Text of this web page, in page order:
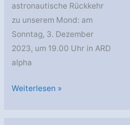
astronautische Rückkehr
zu unserem Mond: am
Sonntag, 3. Dezember
2023, um 19.00 Uhr in ARD
alpha
Die
Weiterlesen »